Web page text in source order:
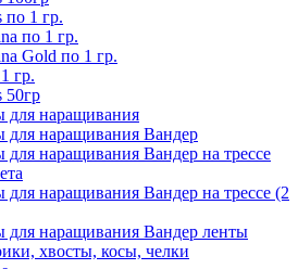
по 1 гр.
по 1 гр.
Gold по 1 гр.
гр.
50гр
для наращивания
для наращивания Вандер
наращивания Вандер на трессе
наращивания Вандер на трессе (2
для наращивания Вандер ленты
хвосты, косы, челки